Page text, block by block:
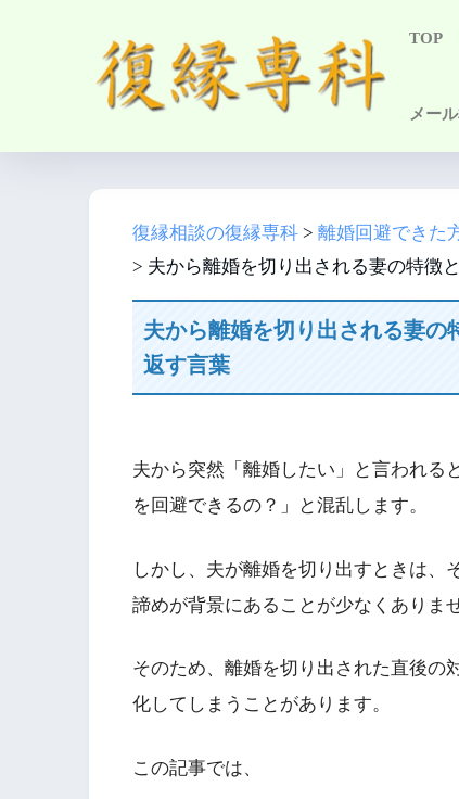
TOP
メー
復縁相談の復縁専科 > 離婚回避できた
> 夫から離婚を切り出される妻の特徴
夫から離婚を切り出される妻の
返す言葉
夫から突然「離婚したい」と言われる
を回避できるの？」と混乱します。
しかし、夫が離婚を切り出すときは、
諦めが背景にあることが少なくありま
そのため、離婚を切り出された直後の
化してしまうことがあります。
この記事では、